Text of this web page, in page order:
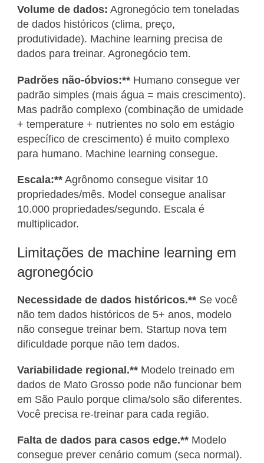
Volume de dados: Agronegócio tem toneladas
de dados históricos (clima, preço,
produtividade). Machine learning precisa de
dados para treinar. Agronegócio tem.
Padrões não-óbvios:** Humano consegue ver
padrão simples (mais água = mais crescimento).
Mas padrão complexo (combinação de umidade
+ temperature + nutrientes no solo em estágio
específico de crescimento) é muito complexo
para humano. Machine learning consegue.
Escala:** Agrônomo consegue visitar 10
propriedades/mês. Model consegue analisar
10.000 propriedades/segundo. Escala é
multiplicador.
Limitações de machine learning em
agronegócio
Necessidade de dados históricos.** Se você
não tem dados históricos de 5+ anos, modelo
não consegue treinar bem. Startup nova tem
dificuldade porque não tem dados.
Variabilidade regional.** Modelo treinado em
dados de Mato Grosso pode não funcionar bem
em São Paulo porque clima/solo são diferentes.
Você precisa re-treinar para cada região.
Falta de dados para casos edge.** Modelo
consegue prever cenário comum (seca normal).